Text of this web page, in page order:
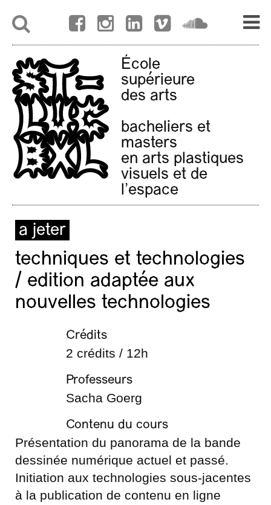
École
supérieure
des arts
bacheliers et
masters
en arts plastiques
visuels et de
l'espace
a jeter
techniques et technologies
/ edition adaptée aux
nouvelles technologies
Crédits
2 crédits / 12h
Professeurs
Sacha Goerg
Contenu du cours
Présentation du panorama de la bande
dessinée numérique actuel et passé.
Initiation aux technologies sous-jacentes
à la publication de contenu en ligne